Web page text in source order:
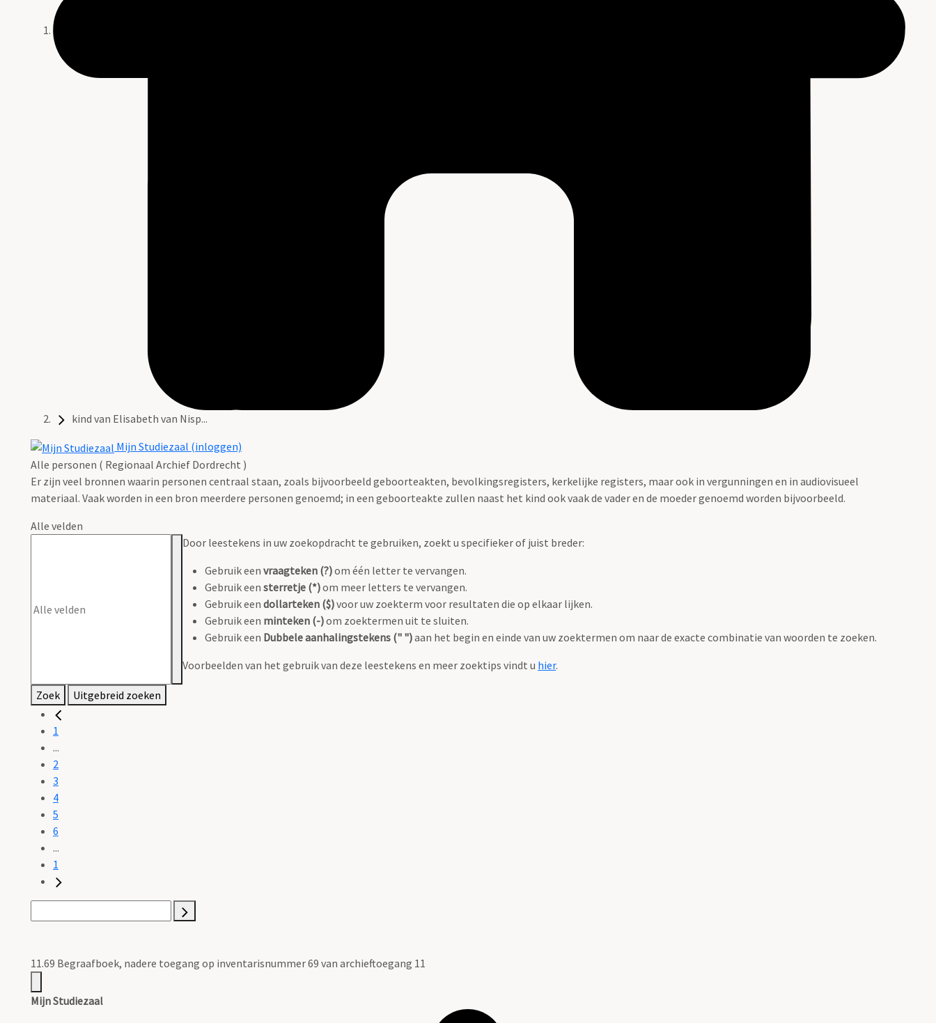
kind van Elisabeth van Nisp...
Mijn Studiezaal (inloggen)
Alle personen ( Regionaal Archief Dordrecht )
Er zijn veel bronnen waarin personen centraal staan, zoals bijvoorbeeld geboorteakten, bevolkingsregisters, kerkelijke registers, maar ook in vergunningen en in audiovisueel
materiaal. Vaak worden in een bron meerdere personen genoemd; in een geboorteakte zullen naast het kind ook vaak de vader en de moeder genoemd worden bijvoorbeeld.
Alle velden
Door leestekens in uw zoekopdracht te gebruiken, zoekt u specifieker of juist breder:
Gebruik een vraagteken (?)om één letter te vervangen.
Gebruik een sterretje (*)om meer letters te vervangen.
Gebruik een dollarteken ($)voor uw zoekterm voor resultaten die op elkaar lijken.
Gebruik een minteken (-)om zoektermen uit te sluiten.
Gebruik een Dubbele aanhalingstekens (" ")aan het begin en einde van uw zoektermen om naar de exacte combinatie van woorden te zoeken.
Voorbeelden van het gebruik van deze leestekens en meer zoektips vindt u hier.
Zoek Uitgebreid zoeken
1
...
2
3
4
5
6
...
1
11.69 Begraafboek, nadere toegang op inventarisnummer 69 van archieftoegang 11
Mijn Studiezaal